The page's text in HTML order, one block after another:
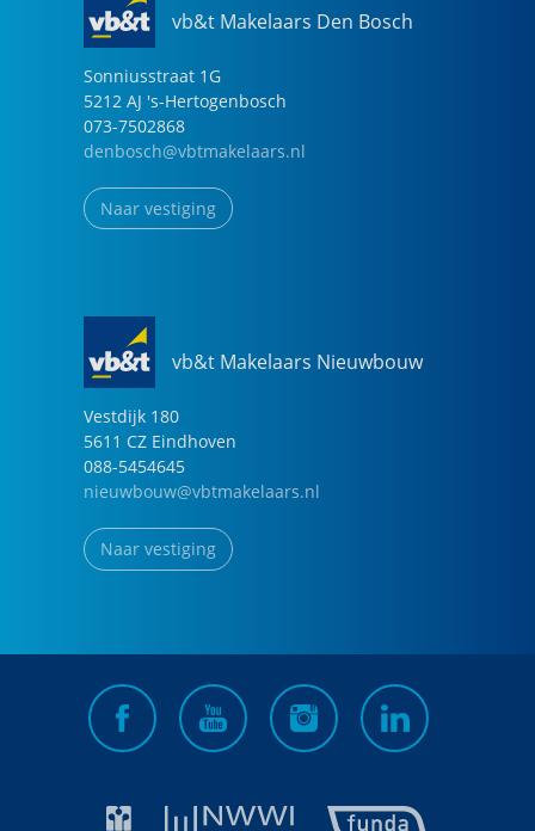
vb&t Makelaars Den Bosch
Sonniusstraat 1G
5212 AJ 's-Hertogenbosch
073-7502868
denbosch@vbtmakelaars.nl
Naar vestiging
vb&t Makelaars Nieuwbouw
Vestdijk 180
5611 CZ Eindhoven
088-5454645
nieuwbouw@vbtmakelaars.nl
Naar vestiging